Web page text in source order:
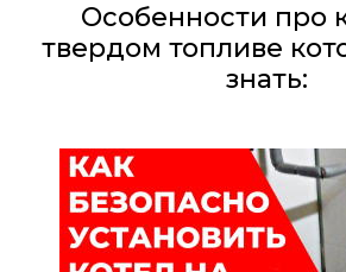
Особенности про
твердом топливе
знать: